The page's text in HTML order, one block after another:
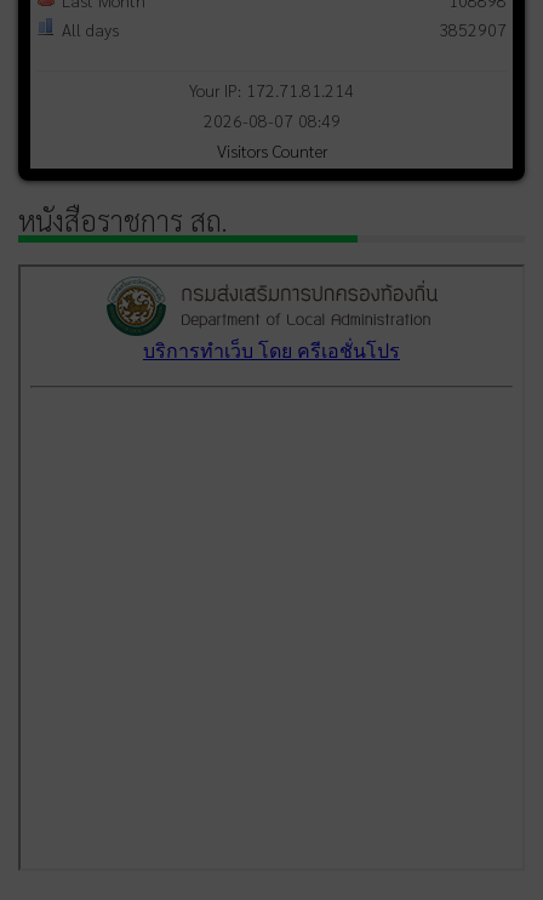
All days
3852907
Your IP: 172.71.81.214
2026-08-07 08:49
Visitors Counter
หนังสือราชการ สถ.